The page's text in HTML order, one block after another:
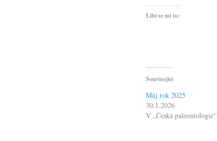
Líbí se mi to:
Související
Můj rok 2025
30.1.2026
V „Česká paleontologie“